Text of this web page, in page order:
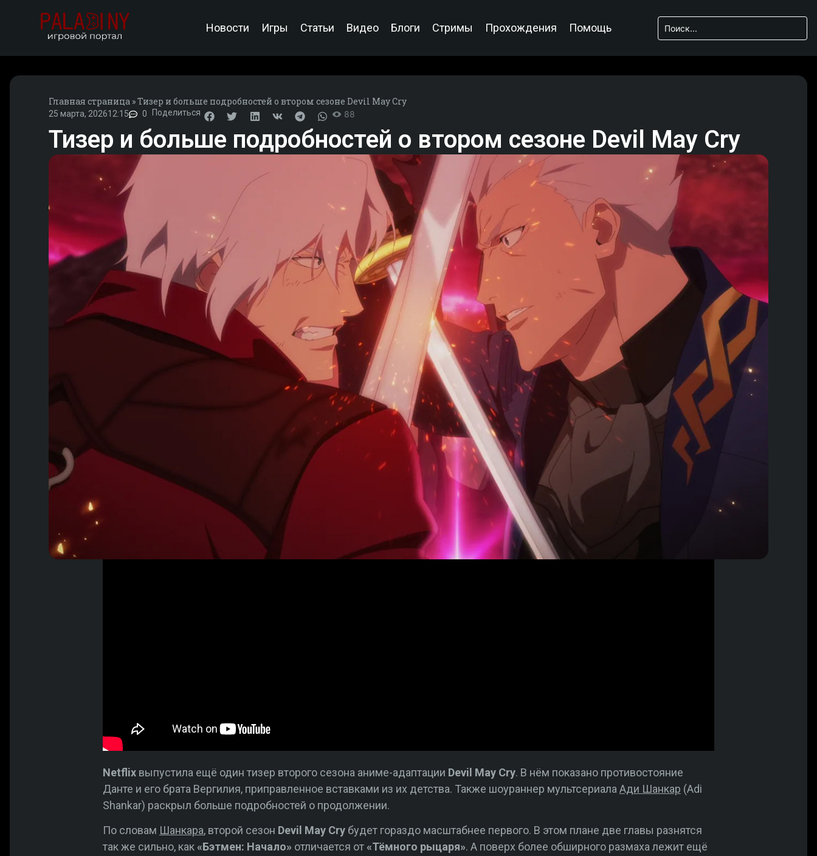
Новости Игры Статьи Видео Блоги Стримы Прохождения Помощь
Главная страница »Тизер и больше подробностей о втором сезоне Devil May Cry
25 марта, 202612:15 0 Поделиться 88
Тизер и больше подробностей о втором сезоне Devil May Cry
Netflixвыпустила ещё один тизер второго сезона аниме-адаптации Devil May Cry. В нём показано противостояние
Данте и его брата Вергилия, приправленное вставками из их детства. Также шоураннер мультсериала Ади Шанкар (Adi
Shankar) раскрыл больше подробностей о продолжении.
По словам Шанкара, второй сезон Devil May Cryбудет гораздо масштабнее первого. В этом плане две главы разнятся
так же сильно, как«Бэтмен: Начало» отличается от«Тёмного рыцаря». А поверх более обширного размаха лежит ещё